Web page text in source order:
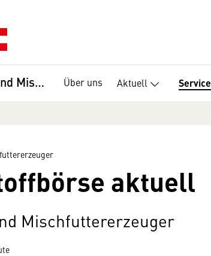
Müller und Mischfuttererzeuger Über uns Aktuell Service
aktuell
Mischfuttererzeuger